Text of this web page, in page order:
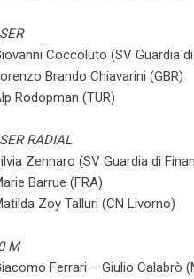
Coccoluto (SV Guardia
Brando Chiavarini (GBR)
Rodopman (TUR)
RADIAL
Zennaro (SV Guardia di
Barrue (FRA)
Zoy Talluri (CN Livorno)
M
Ferrari – Giulio Calabrò